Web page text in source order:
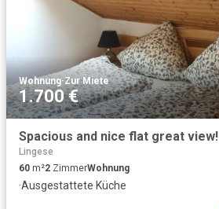
Wohnung·Zur Miete
1.700 €
Spacious and nice flat great view!
Lingese
60 m²2 ZimmerWohnung
·Ausgestattete Küche